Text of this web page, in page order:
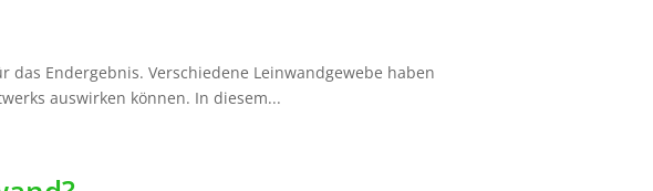
Endergebnis. Verschiedene Leinwandgewebe haben
auswirken können. In diesem...